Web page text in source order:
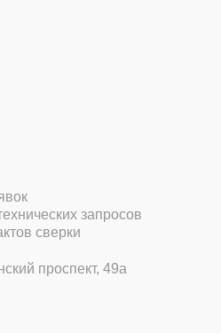
запросов
сверки
проспект, 49а